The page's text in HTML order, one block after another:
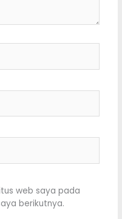
web saya pada
berikutnya.